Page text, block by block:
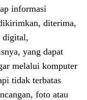
informasi
diterima,
digital,
yang dapat
melalui komputer
tidak terbatas
foto atau